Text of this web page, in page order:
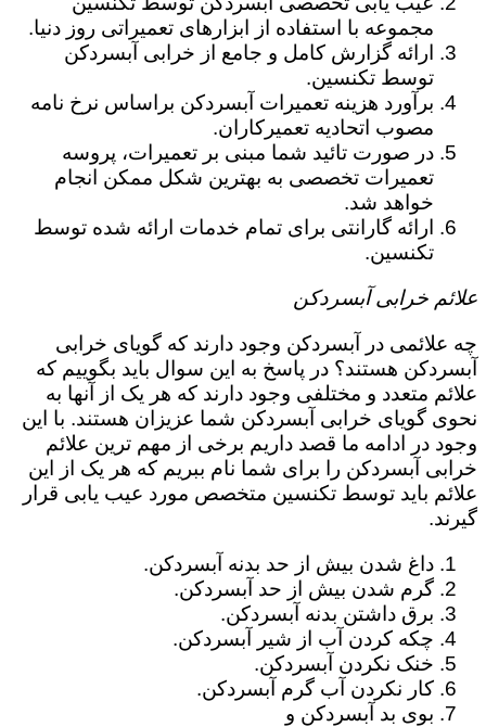
مجموعه با استفاده از ابزارهای تعمیراتی روز دنیا.
ارائه گزارش کامل و جامع از خرابی آبسردکن
توسط تکنسین.
برآورد هزینه تعمیرات آبسردکن براساس نرخ نامه
مصوب اتحادیه تعمیرکاران.
در صورت تائید شما مبنی بر تعمیرات، پروسه
تعمیرات تخصصی به بهترین شکل ممکن انجام
خواهد شد.
ارائه گارانتی برای تمام خدمات ارائه شده توسط
تکنسین.
علائم خرابی آبسردکن
چه علائمی در آبسردکن وجود دارند که گویای خرابی
آبسردکن هستند؟ در پاسخ به این سوال باید بگوییم که
علائم متعدد و مختلفی وجود دارند که هر یک از آنها به
نحوی گویای خرابی آبسردکن شما عزیزان هستند. با این
وجود در ادامه ما قصد داریم برخی از مهم ترین علائم
خرابی آبسردکن را برای شما نام ببریم که هر یک از این
علائم باید توسط تکنسین متخصص مورد عیب یابی قرار
گیرند.
داغ شدن بیش از حد بدنه آبسردکن.
گرم شدن بیش از حد آبسردکن.
برق داشتن بدنه آبسردکن.
چکه کردن آب از شیر آبسردکن.
خنک نکردن آبسردکن.
کار نکردن آب گرم آبسردکن.
بوی بد آبسردکن و